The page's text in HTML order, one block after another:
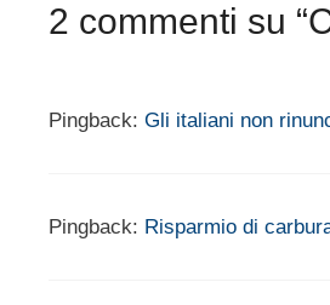
2 commenti su
Pingback: Gli italiani non
Pingback: Risparmio di